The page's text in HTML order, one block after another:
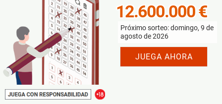
12.600.000 €
Próximo sorteo: domingo, 9 de
agosto de 2026
JUEGA AHORA